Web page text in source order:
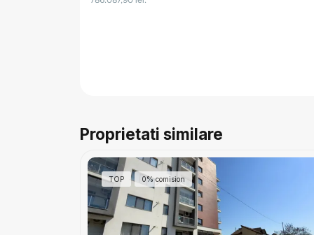
Proprietati similare
TOP 0% comision